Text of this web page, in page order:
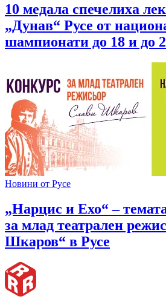
10 медала спечелиха
„Дунав“ Русе от
шампионати до 18 и до
Новини от Русе
„Нарцис и Ехо“ –
за млад театрален
Шкаров“ в Русе